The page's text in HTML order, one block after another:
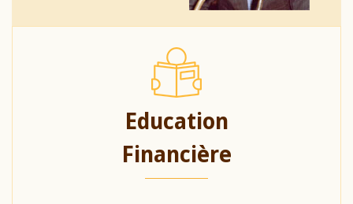
Education
Financière